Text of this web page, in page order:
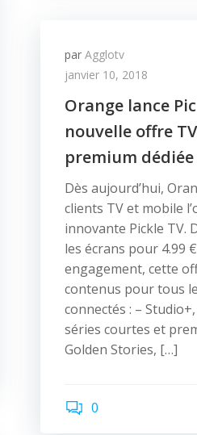
par Agglotv
janvier 10, 2018
Orange lance
nouvelle offre
premium dédiée
Dès aujourd’hui,
clients TV et mobile
innovante Pickle TV.
les écrans pour 4.99
engagement, cette
contenus pour tous
connectés : –
séries courtes et
Golden Stories, […]
0